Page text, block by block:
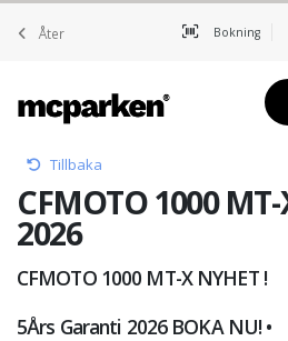
Åter Bokning
Tillbaka
CFMOTO 1000 MT-
2026
CFMOTO 1000 MT-X NYHET !
5Års Garanti 2026 BOKA NU! •